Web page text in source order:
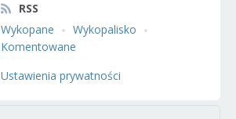
RSS
Wykopane
Wykopalisko
Komentowane
Ustawienia prywatności